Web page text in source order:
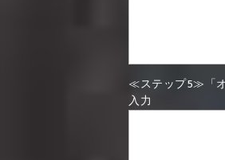
≪ステップ5≫「
入力